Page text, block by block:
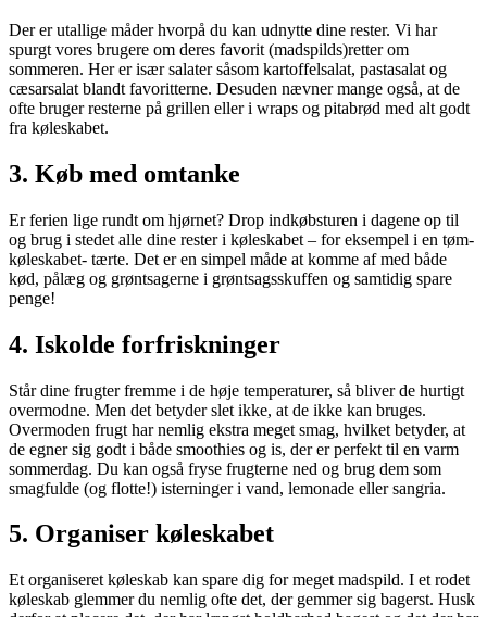
Der er utallige måder hvorpå du kan udnytte dine rester. Vi har
spurgt vores brugere om deres favorit (madspilds)retter om
sommeren. Her er især salater såsom kartoffelsalat, pastasalat og
cæsarsalat blandt favoritterne. Desuden nævner mange også, at de
ofte bruger resterne på grillen eller i wraps og pitabrød med alt godt
fra køleskabet.
3. Køb med omtanke
Er ferien lige rundt om hjørnet? Drop indkøbsturen i dagene op til
og brug i stedet alle dine rester i køleskabet – for eksempel i en tøm-
køleskabet- tærte. Det er en simpel måde at komme af med både
kød, pålæg og grøntsagerne i grøntsagsskuffen og samtidig spare
penge!
4. Iskolde forfriskninger
Står dine frugter fremme i de høje temperaturer, så bliver de hurtigt
overmodne. Men det betyder slet ikke, at de ikke kan bruges.
Overmoden frugt har nemlig ekstra meget smag, hvilket betyder, at
de egner sig godt i både smoothies og is, der er perfekt til en varm
sommerdag. Du kan også fryse frugterne ned og brug dem som
smagfulde (og flotte!) isterninger i vand, lemonade eller sangria.
5. Organiser køleskabet
Et organiseret køleskab kan spare dig for meget madspild. I et rodet
køleskab glemmer du nemlig ofte det, der gemmer sig bagerst. Husk